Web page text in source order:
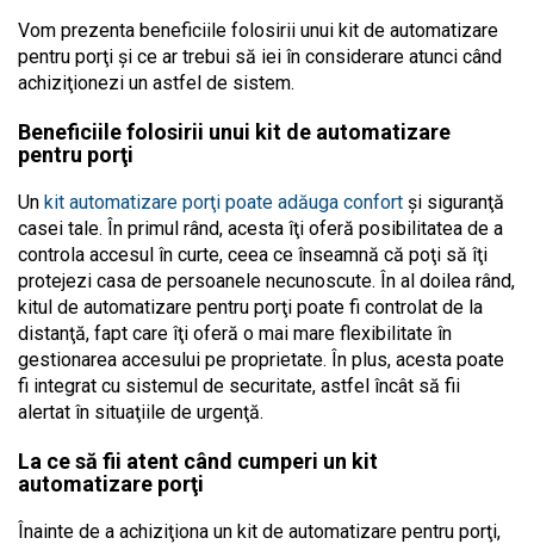
Vom prezenta beneficiile folosirii unui kit de automatizare
pentru porţi şi ce ar trebui să iei în considerare atunci când
achiziţionezi un astfel de sistem.
Beneficiile folosirii unui kit de automatizare
pentru porţi
Un kit automatizare porţi poate adăuga confort şi siguranţă
casei tale. În primul rând, acesta îţi oferă posibilitatea de a
controla accesul în curte, ceea ce înseamnă că poţi să îţi
protejezi casa de persoanele necunoscute. În al doilea rând,
kitul de automatizare pentru porţi poate fi controlat de la
distanţă, fapt care îţi oferă o mai mare flexibilitate în
gestionarea accesului pe proprietate. În plus, acesta poate
fi integrat cu sistemul de securitate, astfel încât să fii
alertat în situaţiile de urgenţă.
La ce să fii atent când cumperi un kit
automatizare porţi
Înainte de a achiziţiona un kit de automatizare pentru porţi,